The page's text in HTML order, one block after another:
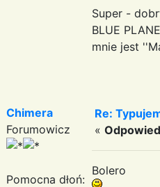
Super -
BLUE
mnie jest
Chimera
Forumowicz
Pomocna dłoń:
Re:
«
Bolero